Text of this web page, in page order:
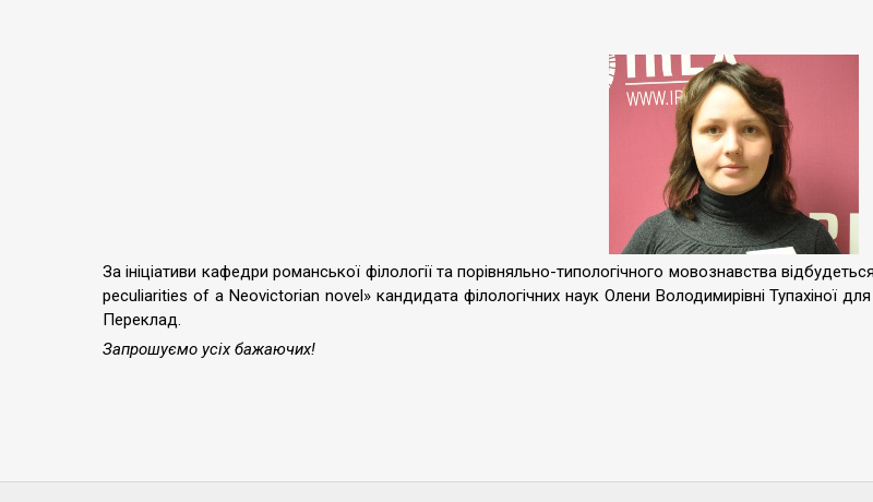
За ініціативи кафедри романської філології та порівняльно-типологічного мовознавства
peculiarities of a Neovictorian novel» кандидата філологічних наук Олени Володимирівні Тупахіної для
Переклад.
Запрошуємо усіх бажаючих!